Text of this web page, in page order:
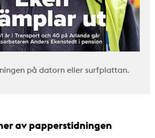
på datorn eller surfplattan.
av papperstidningen